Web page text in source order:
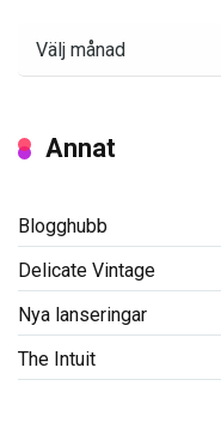
Annat
Blogghubb
Delicate Vintage
Nya lanseringar
The Intuit